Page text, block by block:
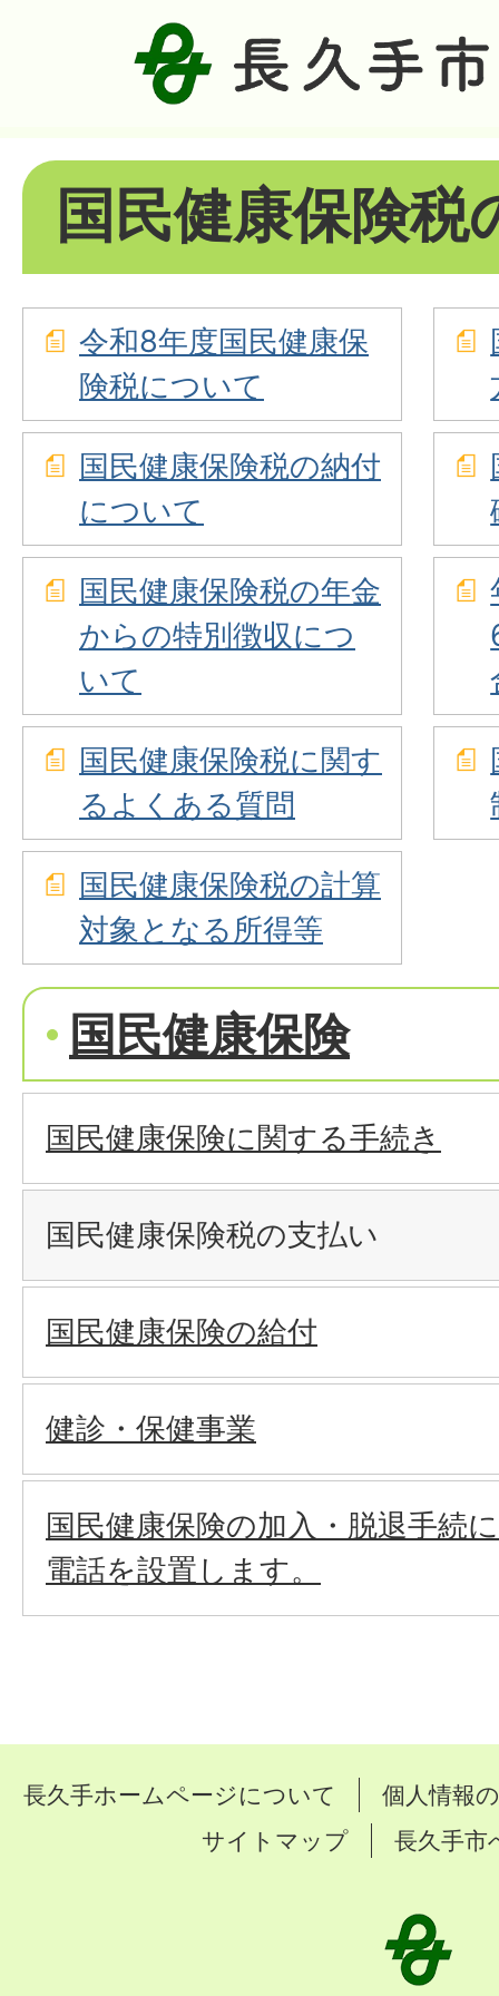
国民健康保険税
令和8年度国民健康保
険税について
国民健康保険税の納付
について
国民健康保険税の年金
からの特別徴収につ
いて
国民健康保険税に関す
るよくある質問
国民健康保険税の計算
対象となる所得等
国民健康保険
国民健康保険に関する手続き
国民健康保険税の支払い
国民健康保険の給付
健診・保健事業
国民健康保険の加入・脱退手続
電話を設置します。
長久手ホームページについて
個人情報
サイトマップ
長久手市